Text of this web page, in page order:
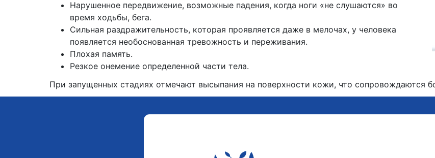
Нарушенное передвижение, возможные падения, когда ноги «не слушаются» во
время ходьбы, бега.
Сильная раздражительность, которая проявляется даже в мелочах, у человека
появляется необоснованная тревожность и переживания.
Плохая память.
Резкое онемение определенной части тела.
При запущенных стадиях отмечают высыпания на поверхности кожи, что сопровождаются